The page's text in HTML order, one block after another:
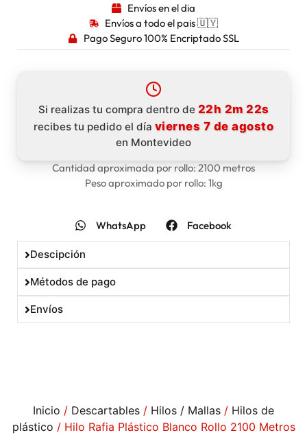
Envíos en el dia
Envíos a todo el pais 🇺🇾
Pago Seguro 100% Encriptado SSL
Si realizas tu compra dentro de 22h 2m 22s
recibes tu pedido el día viernes 7 de agosto
en Montevideo
Cantidad aproximada por rollo: 2100 metros
Peso aproximado por rollo: 1kg
WhatsApp Facebook
Descipción
Métodos de pago
Envíos
Inicio / Descartables / Hilos / Mallas / Hilos de
plástico / Hilo Rafia Plástico Blanco Rollo 2100 Metros